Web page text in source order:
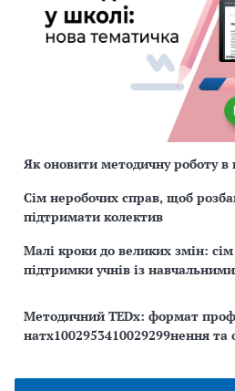
Як оновити методичну роботу в
Сім неробочих справ, щоб
підтримати колектив
Малі кроки до великих змін:
підтримки учнів із
Методичний TEDx: формат
натх1002953410029299нення та